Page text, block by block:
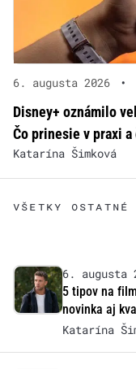
6. augusta 2026 •
Disney+ oznámilo
Čo prinesie v praxi a
Katarína Šimková
VŠETKY OSTATNÉ
6. augusta
5 tipov na
novinka aj
Katarína